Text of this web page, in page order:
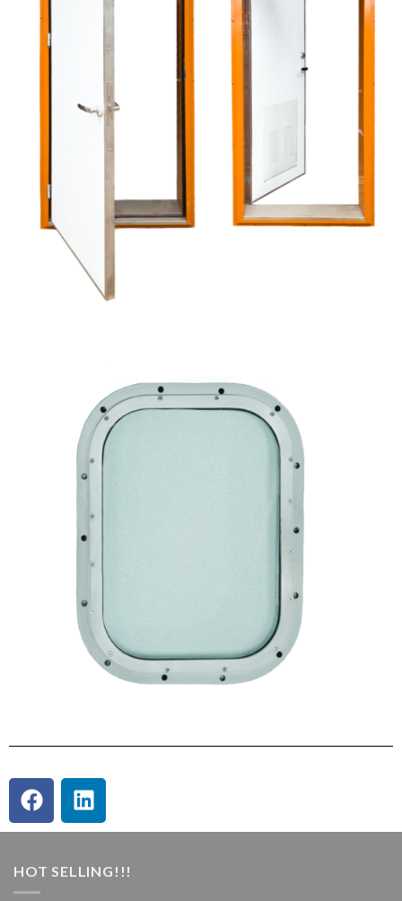
HOT SELLING!!!